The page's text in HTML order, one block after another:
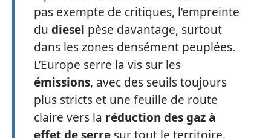
pas exempte de critiques, l’empreinte
du diesel pèse davantage, surtout
dans les zones densément peuplées.
L’Europe serre la vis sur les
émissions, avec des seuils toujours
plus stricts et une feuille de route
claire vers la réduction des gaz à
effet de serre sur tout le territoire.